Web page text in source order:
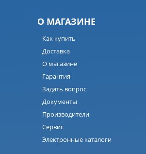
О МАГАЗИНЕ
Как купить
Доставка
О магазине
Гарантия
Задать вопрос
Документы
Производители
Сервис
Электронные каталоги